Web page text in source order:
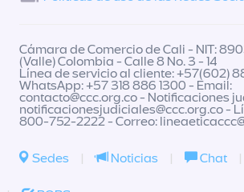
Cámara de Comercio de Cali - NIT:
(Valle) Colombia - Calle 8 No. 3 - 14
Línea de servicio al cliente: +57(602)
WhatsApp: +57 318 886 1300 - Email:
contacto@ccc.org.co- Notificaciones
notificacionesjudiciales@ccc.org.co-
800-752-2222 - Correo:
Sedes | Noticias | Chat |